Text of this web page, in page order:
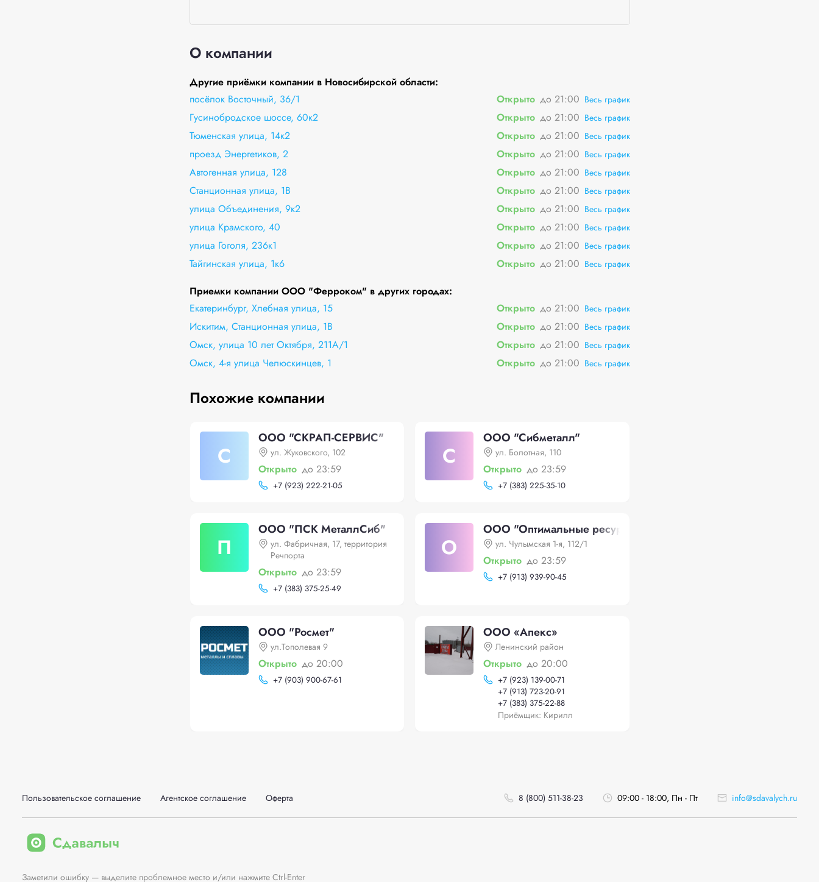
О компании
Другие приёмки компании в Новосибирской области:
посёлок Восточный, 36/1
Открыто до 21:00 Весь график
Гусинобродское шоссе, 60к2 Открыто до 21:00 Весь график
Тюменская улица, 14к2 Открыто до 21:00 Весь график
проезд Энергетиков, 2 Открыто до 21:00 Весь график
Автогенная улица, 128 Открыто до 21:00 Весь график
Станционная улица, 1В Открыто до 21:00 Весь график
улица Объединения, 9к2 Открыто до 21:00 Весь график
улица Крамского, 40 Открыто до 21:00 Весь график
улица Гоголя, 236к1 Открыто до 21:00 Весь график
Тайгинская улица, 1к6 Открыто до 21:00 Весь график
Приемки компании ООО "Ферроком" в других городах:
Екатеринбург, Хлебная улица, 15
Открыто до 21:00 Весь график
Искитим, Станционная улица, 1В Открыто до 21:00 Весь график
Омск, улица 10 лет Октября, 211А/1 Открыто до 21:00 Весь график
Омск, 4-я улица Челюскинцев, 1 Открыто до 21:00 Весь график
Похожие компании
С
ООО "СКРАП-СЕРВИС"
ул. Жуковского, 102
Открыто до 23:59
+7 (923) 222-21-05
С
ООО "Сибметалл"
ул. Болотная, 110
Открыто до 23:59
+7 (383) 225-35-10
П
ООО "ПСК МеталлСиб"
ул. Фабричная, 17, территория
Речпорта
Открыто до 23:59
+7 (383) 375-25-49
О
ООО "Оптимальные ресурсы"
ул. Чулымская 1-я, 112/1
Открыто до 23:59
+7 (913) 939-90-45
ООО "Росмет"
ул.Тополевая 9
Открыто до 20:00
+7 (903) 900-67-61
ООО «Апекс»
Ленинский район
Открыто до 20:00
+7 (923) 139-00-71
+7 (913) 723-20-91
+7 (383) 375-22-88
Приёмщик: Кирилл
Пользовательское соглашение Агентское соглашение Оферта 8 (800) 511-38-23 09:00 - 18:00, Пн - Пт info@sdavalych.ru
Заметили ошибку — выделите проблемное место и/или нажмите Ctrl-Enter